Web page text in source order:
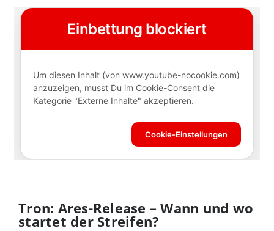
Tron: Ares-Release – Wann und wo
startet der Streifen?